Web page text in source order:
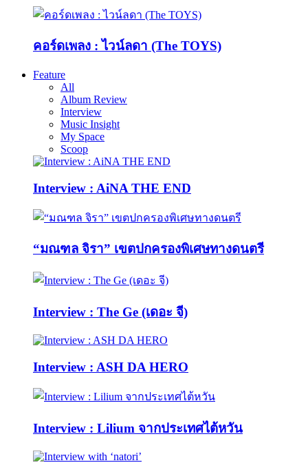
คอร์ดเพลง : ไวน์ลดา (The TOYS)
Feature
All
Album Review
Interview
Music Insight
My Space
Scoop
Interview : AiNA THE END
“มณฑล จิรา” เขตปกครองพิเศษทางดนตรี
Interview : The Ge (เดอะ จี)
Interview : ASH DA HERO
Interview : Lilium จากประเทศไต้หวัน